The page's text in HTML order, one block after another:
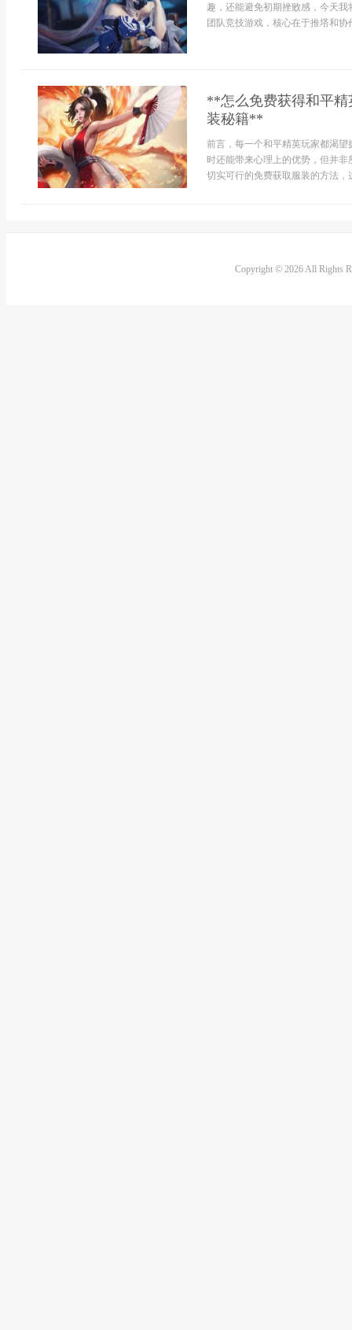
趣，还能避免初期挫败感，今天
团队竞技游戏，核心在于推塔和协
**怎么免费获得和平
装秘籍**
前言，每一个和平精英玩家都渴
时还能带来心理上的优势，但并
切实可行的免费获取服装的方法
Copyright © 2026 All Rights